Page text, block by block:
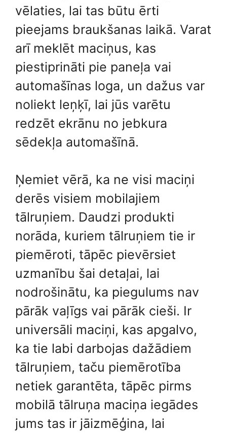
vēlaties, lai tas būtu ērti
pieejams braukšanas laikā. Varat
arī meklēt maciņus, kas
piestiprināti pie paneļa vai
automašīnas loga, un dažus var
noliekt leņķī, lai jūs varētu
redzēt ekrānu no jebkura
sēdekļa automašīnā.
Ņemiet vērā, ka ne visi maciņi
derēs visiem mobilajiem
tālruņiem. Daudzi produkti
norāda, kuriem tālruņiem tie ir
piemēroti, tāpēc pievērsiet
uzmanību šai detaļai, lai
nodrošinātu, ka piegulums nav
pārāk vaļīgs vai pārāk cieši. Ir
universāli maciņi, kas apgalvo,
ka tie labi darbojas dažādiem
tālruņiem, taču piemērotība
netiek garantēta, tāpēc pirms
mobilā tālruņa maciņa iegādes
jums tas ir jāizmēģina, lai